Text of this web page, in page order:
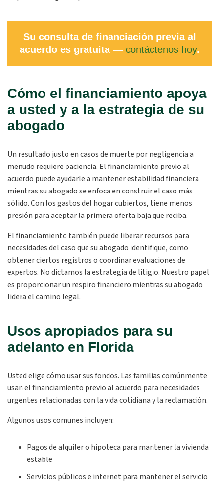
Su consulta de financiación previa al
acuerdo es gratuita — contáctenos hoy.
Cómo el financiamiento apoya
a usted y a la estrategia de su
abogado
Un resultado justo en casos de muerte por negligencia a
menudo requiere paciencia. El financiamiento previo al
acuerdo puede ayudarle a mantener estabilidad financiera
mientras su abogado se enfoca en construir el caso más
sólido. Con los gastos del hogar cubiertos, tiene menos
presión para aceptar la primera oferta baja que reciba.
El financiamiento también puede liberar recursos para
necesidades del caso que su abogado identifique, como
obtener ciertos registros o coordinar evaluaciones de
expertos. No dictamos la estrategia de litigio. Nuestro papel
es proporcionar un respiro financiero mientras su abogado
lidera el camino legal.
Usos apropiados para su
adelanto en Florida
Usted elige cómo usar sus fondos. Las familias comúnmente
usan el financiamiento previo al acuerdo para necesidades
urgentes relacionadas con la vida cotidiana y la reclamación.
Algunos usos comunes incluyen:
Pagos de alquiler o hipoteca para mantener la vivienda
estable
Servicios públicos e internet para mantener el servicio